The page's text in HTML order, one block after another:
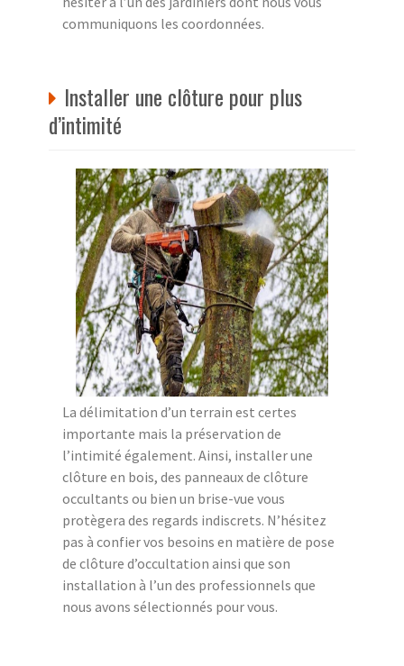
communiquons les coordonnées.
Installer une clôture pour plus
d’intimité
La délimitation d’un terrain est certes
importante mais la préservation de
l’intimité également. Ainsi, installer une
clôture en bois, des panneaux de clôture
occultants ou bien un brise-vue vous
protègera des regards indiscrets. N’hésitez
pas à confier vos besoins en matière de pose
de clôture d’occultation ainsi que son
installation à l’un des professionnels que
nous avons sélectionnés pour vous.